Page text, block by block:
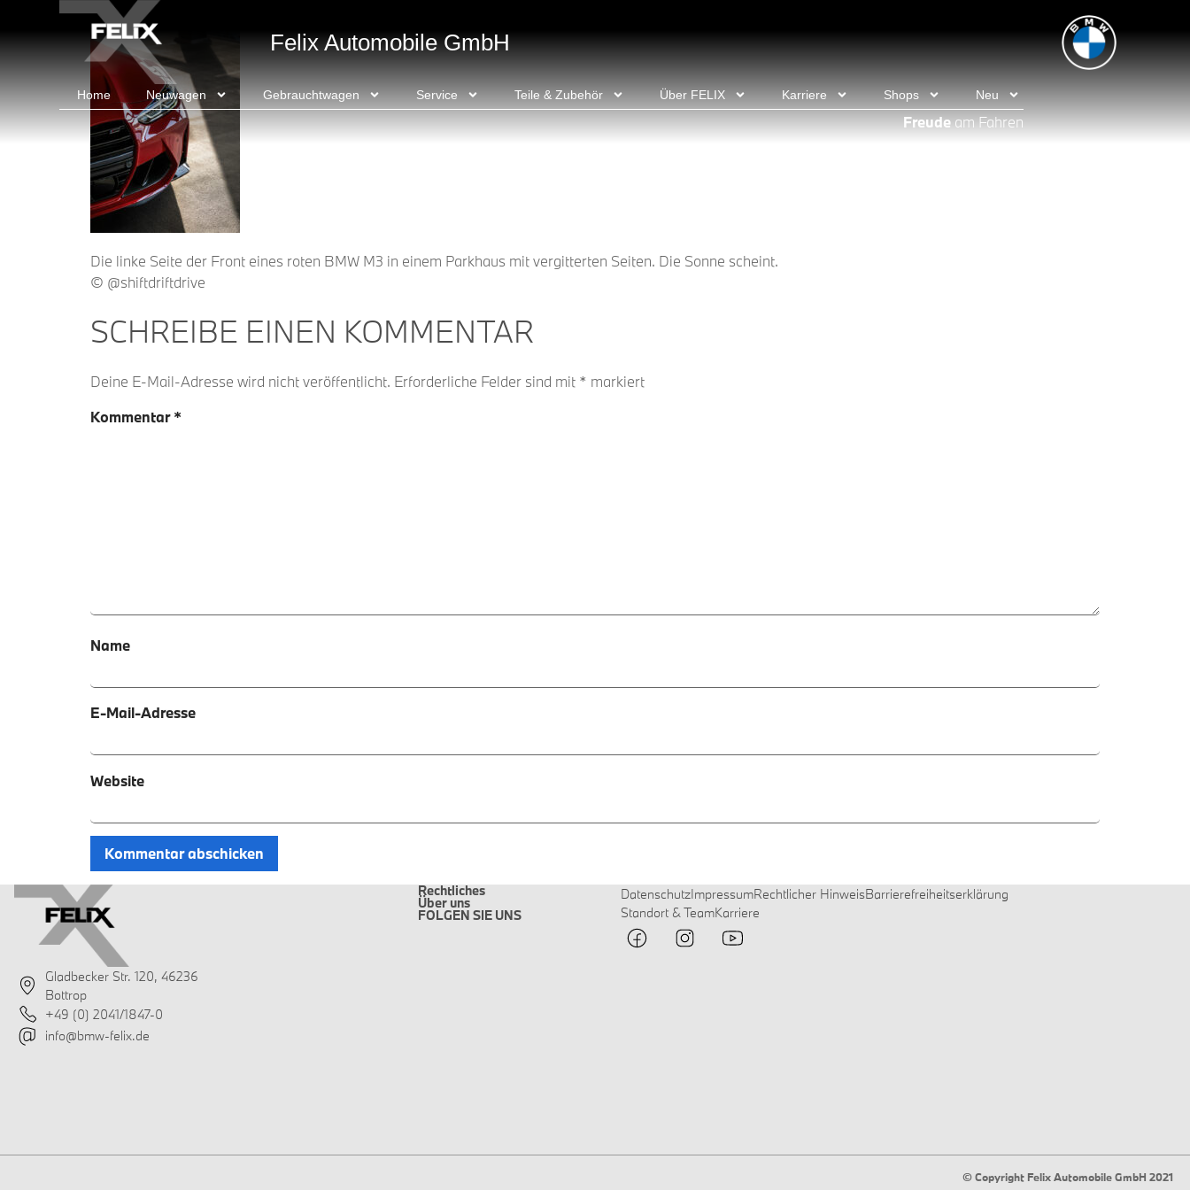
Felix Automobile GmbH
Home Neuwagen Gebrauchtwagen Service Teile & Zubehör Über FELIX Karriere Shops Neu
Freudeam Fahren
Die linke Seite der Front eines roten BMW M3 in einem Parkhaus mit vergitterten Seiten. Die Sonne scheint.
© @shiftdriftdrive
SCHREIBE EINEN KOMMENTAR
Deine E-Mail-Adresse wird nicht veröffentlicht. Erforderliche Felder sind mit * markiert
Kommentar*
Name
E-Mail-Adresse
Website
Gladbecker Str. 120, 46236
Bottrop
+49 (0) 2041/1847-0
info@bmw-felix.de
Rechtliches
Über uns
FOLGEN SIE UNS
DatenschutzImpressumRechtlicher HinweisBarrierefreiheitserklärung
Standort & TeamKarriere
© Copyright Felix Automobile GmbH 2021